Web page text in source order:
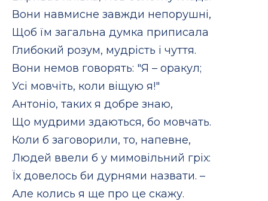
Вони навмисне завжди непорушні,
Щоб їм загальна думка приписала
Глибокий розум, мудрість і чуття.
Вони немов говорять: "Я – оракул;
Усі мовчіть, коли віщую я!"
Антоніо, таких я добре знаю,
Що мудрими здаються, бо мовчать.
Коли б заговорили, то, напевне,
Людей ввели б у мимовільний гріх:
Їх довелось би дурнями назвати. –
Але колись я ще про це скажу.